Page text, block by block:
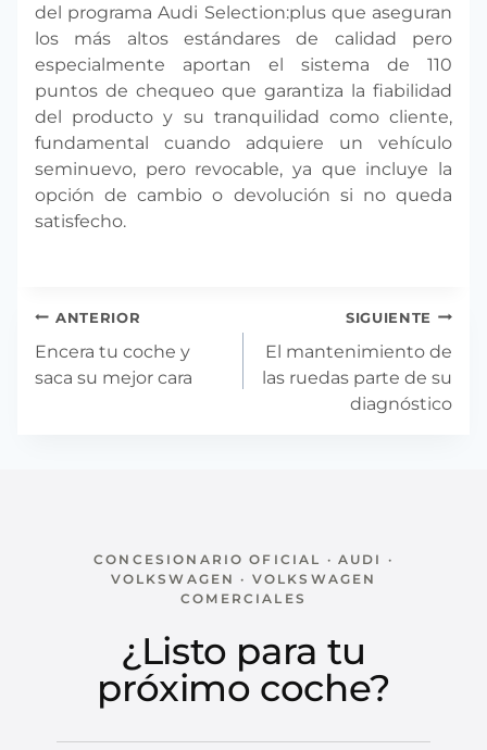
del programa Audi Selection:plus que aseguran
los más altos estándares de calidad pero
especialmente aportan el sistema de 110
puntos de chequeo que garantiza la fiabilidad
del producto y su tranquilidad como cliente,
fundamental cuando adquiere un vehículo
seminuevo, pero revocable, ya que incluye la
opción de cambio o devolución si no queda
satisfecho.
Navegación
de
entradas
ANTERIOR
Encera tu coche y
saca su mejor cara
SIGUIENTE
El mantenimiento de
las ruedas parte de su
diagnóstico
CONCESIONARIO OFICIAL · AUDI ·
VOLKSWAGEN · VOLKSWAGEN
COMERCIALES
¿Listo para tu
próximo coche?